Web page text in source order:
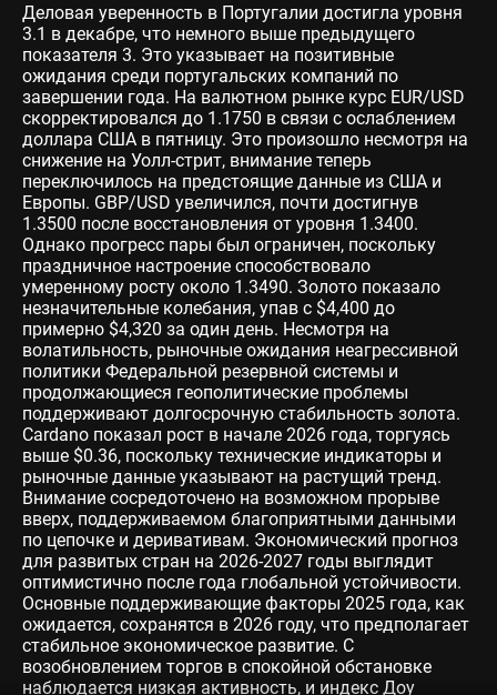
Деловая уверенность в Португалии достигла уровня
3.1 в декабре, что немного выше предыдущего
показателя 3. Это указывает на позитивные
ожидания среди португальских компаний по
завершении года. На валютном рынке курс EUR/USD
скорректировался до 1.1750 в связи с ослаблением
доллара США в пятницу. Это произошло несмотря на
снижение на Уолл-стрит, внимание теперь
переключилось на предстоящие данные из США и
Европы. GBP/USD увеличился, почти достигнув
1.3500 после восстановления от уровня 1.3400.
Однако прогресс пары был ограничен, поскольку
праздничное настроение способствовало
умеренному росту около 1.3490. Золото показало
незначительные колебания, упав с $4,400 до
примерно $4,320 за один день. Несмотря на
волатильность, рыночные ожидания неагрессивной
политики Федеральной резервной системы и
продолжающиеся геополитические проблемы
поддерживают долгосрочную стабильность золота.
Cardano показал рост в начале 2026 года, торгуясь
выше $0.36, поскольку технические индикаторы и
рыночные данные указывают на растущий тренд.
Внимание сосредоточено на возможном прорыве
вверх, поддерживаемом благоприятными данными
по цепочке и деривативам. Экономический прогноз
для развитых стран на 2026-2027 годы выглядит
оптимистично после года глобальной устойчивости.
Основные поддерживающие факторы 2025 года, как
ожидается, сохранятся в 2026 году, что предполагает
стабильное экономическое развитие. С
возобновлением торгов в спокойной обстановке
наблюдается низкая активность, и индекс Доу